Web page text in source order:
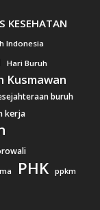
KESEHATAN
Indonesia
Hari Buruh
Kusmawan
buruh
kerja
PHK ppkm